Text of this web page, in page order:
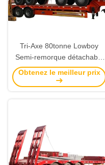
Tri-Axe 80tonne Lowboy
Semi-remorque détachable
à coude basse pour la
Tanzanie
Obtenez le meilleur prix